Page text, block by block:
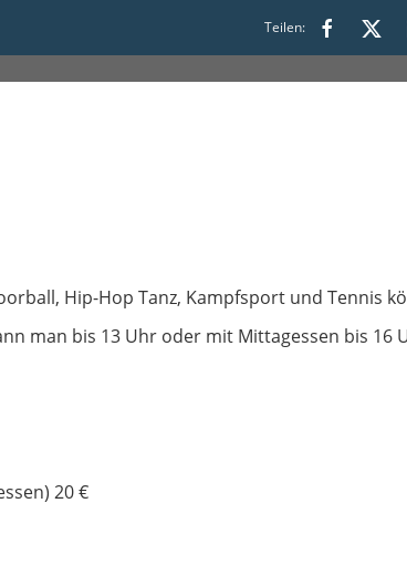
Teilen:
Hip-Hop Tanz, Kampfsport und Tennis
man bis 13 Uhr oder mit Mittagessen bis 16
20 €